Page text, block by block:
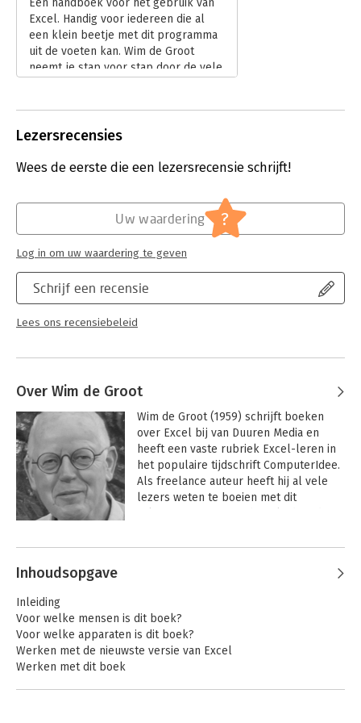
Excel. Handig voor iedereen die al
een klein beetje met dit programma
uit de voeten kan. Wim de Groot
neemt je stap voor stap door de vele
Lezersrecensies
Wees de eerste die een lezersrecensie schrijft!
Schrijf een recensie
Lees ons recensiebeleid
Uw waardering ?
Log in om uw waardering te geven
Over Wim de Groot
Wim de Groot (1959) schrijft boeken
over Excel bij van Duuren Media en
heeft een vaste rubriek Excel-leren in
het populaire tijdschrift ComputerIdee.
Als freelance auteur heeft hij al vele
lezers weten te boeien met dit
gebied van levensvragen. Daarbij is
van Excel. Aan beginnende en
gevorderde gebruikers laat hij zien hoe
ze de mogelijkheden van dit
rekenwonder kunnen benutten. Als
kunst om zaken die ingewikkeld lijken,
Andere boeken door Wim de Groot
Inhoudsopgave
Inleiding
Voor welke mensen is dit boek?
Voor welke apparaten is dit boek?
Werken met de nieuwste versie van Excel
Werken met dit boek